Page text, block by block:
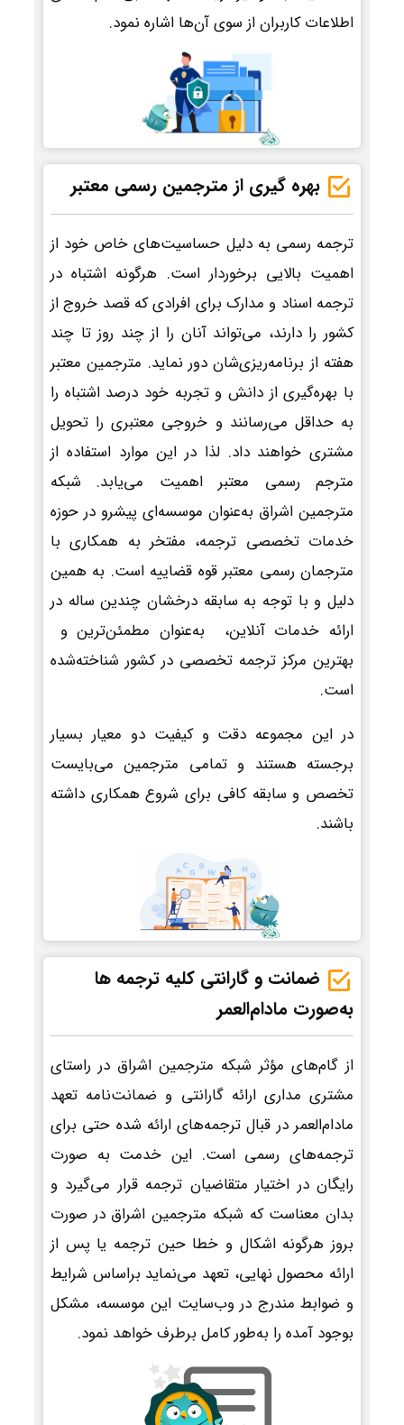
اطلاعات کاربران از سوی آن‌ها اشاره نمود.
بهره گیری از مترجمین رسمی معتبر
ترجمه رسمی به دلیل حساسیت‌های خاص خود از
اهمیت بالایی برخوردار است. هرگونه اشتباه در
ترجمه اسناد و مدارک برای افرادی که قصد خروج از
کشور را دارند، می‌تواند آنان را از چند روز تا چند
هفته از برنامه‌ریزی‌شان دور نماید. مترجمین معتبر
با بهره‌گیری از دانش و تجربه خود درصد اشتباه را
به حداقل می‌رسانند و خروجی معتبری را تحویل
مشتری خواهند داد. لذا در این موارد استفاده از
مترجم رسمی معتبر اهمیت می‌یابد. شبکه
مترجمین اشراق به‌عنوان موسسه‌ای پیشرو در حوزه
خدمات تخصصی ترجمه، مفتخر به همکاری با
مترجمان رسمی معتبر قوه قضاییه است. به همین
دلیل و با توجه به سابقه درخشان چندین ساله در
ارائه خدمات آنلاین، به‌عنوان مطمئن‌ترین و
بهترین مرکز ترجمه تخصصی در کشور شناخته‌شده
است.
در این مجموعه دقت و کیفیت دو معیار بسیار
برجسته هستند و تمامی مترجمین می‌بایست
تخصص و سابقه کافی برای شروع همکاری داشته
باشند.
ضمانت و گارانتی کلیه ترجمه ها
به‌صورت مادام‌العمر
از گام‌های مؤثر شبکه مترجمین اشراق در راستای
مشتری مداری ارائه گارانتی و ضمانت‌نامه تعهد
مادام‌العمر در قبال ترجمه‌های ارائه شده حتی برای
ترجمه‌های رسمی است. این خدمت به صورت
رایگان در اختیار متقاضیان ترجمه قرار می‌گیرد و
بدان معناست که شبکه مترجمین اشراق در صورت
بروز هرگونه اشکال و خطا حین ترجمه یا پس از
ارائه محصول نهایی، تعهد می‌نماید براساس شرایط
و ضوابط مندرج در وب‌سایت این موسسه، مشکل
بوجود آمده را به‌طور کامل برطرف خواهد نمود.